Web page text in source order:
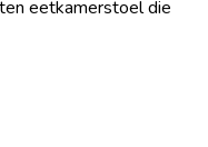
eetkamerstoel die